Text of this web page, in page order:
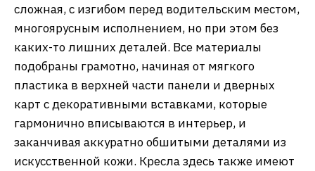
сложная, с изгибом перед водительским местом,
многоярусным исполнением, но при этом без
каких-то лишних деталей. Все материалы
подобраны грамотно, начиная от мягкого
пластика в верхней части панели и дверных
карт с декоративными вставками, которые
гармонично вписываются в интерьер, и
заканчивая аккуратно обшитыми деталями из
искусственной кожи. Кресла здесь также имеют